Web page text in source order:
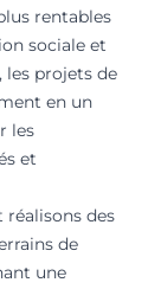
rentables
sociale et
les projets de
en un
les
et
réalisons des
de
une